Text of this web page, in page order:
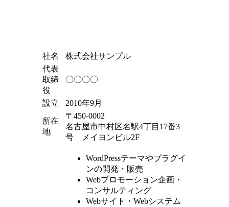
社名
株式会社サンプル
代表
取締
役
〇〇〇〇
設立 2010年9月
所在
地
〒450-0002
名古屋市中村区名駅4丁目17番3
号 メイヨンビル2F
WordPressテーマやプラグイ
ンの開発・販売
Webプロモーション企画・
コンサルティング
Webサイト・Webシステム